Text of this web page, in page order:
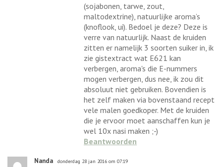
(sojabonen, tarwe, zout,
maltodextrine), natuurlijke aroma’s
(knoflook, ui). Bedoel je deze? Deze is
verre van natuurlijk. Naast de kruiden
zitten er namelijk 3 soorten suiker in, ik
zie gistextract wat E621 kan
verbergen, aroma's die E-nummers
mogen verbergen, dus nee, ik zou dit
absoluut niet gebruiken. Bovendien is
het zelf maken via bovenstaand recept
vele malen goedkoper. Met de kruiden
die je ervoor moet aanschaffen kun je
wel 10x nasi maken ;-)
Beantwoorden
Nanda donderdag 28 jan 2016 om 07:19